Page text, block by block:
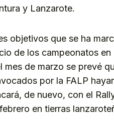
y Lanzarote.
objetivos que se ha
de los campeonatos
mes de marzo se prevé
por la FALP
de nuevo, con el
en tierras